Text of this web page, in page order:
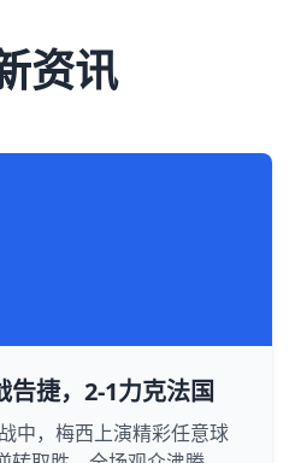
资讯
捷，2-1力克法国
中，梅西上演精彩任意球